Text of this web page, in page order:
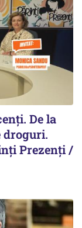
De la
droguri.
Prezenți /